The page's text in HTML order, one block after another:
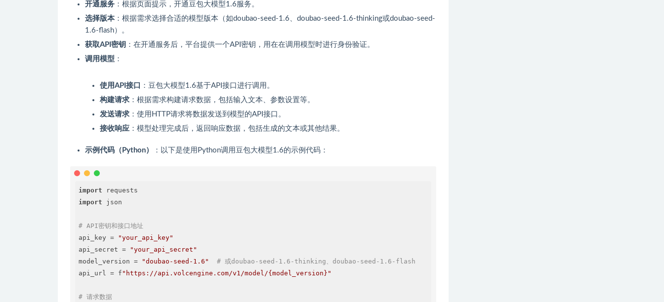
开通服务 ：根据页面提示，开通豆包大模型1.6服务。
选择版本：根据需求选择合适的模型版本（如doubao-seed-1.6、doubao-seed-1.6-thinking或doubao-seed-
1.6-flash）。
获取API密钥 ：在开通服务后，平台提供一个API密钥，用在在调用模型时进行身份验证。
调用模型 ：
使用API接口 ：豆包大模型1.6基于API接口进行调用。
构建请求 ：根据需求构建请求数据，包括输入文本、参数设置等。
发送请求 ：使用HTTP请求将数据发送到模型的API接口。
接收响应 ：模型处理完成后，返回响应数据，包括生成的文本或其他结果。
示例代码（Python） ：以下是使用Python调用豆包大模型1.6的示例代码：
import
import json
# API密钥和接口地址
api_key =
"your_api_key"
api_secret =
"your_api_secret"
model_version = "doubao-seed-1.6"
# 或doubao-seed-1.6-thinking、doubao-seed-1.6-flash
api_url = f "https://api.volcengine.com/v1/model/{ model_version } "
# 请求数据